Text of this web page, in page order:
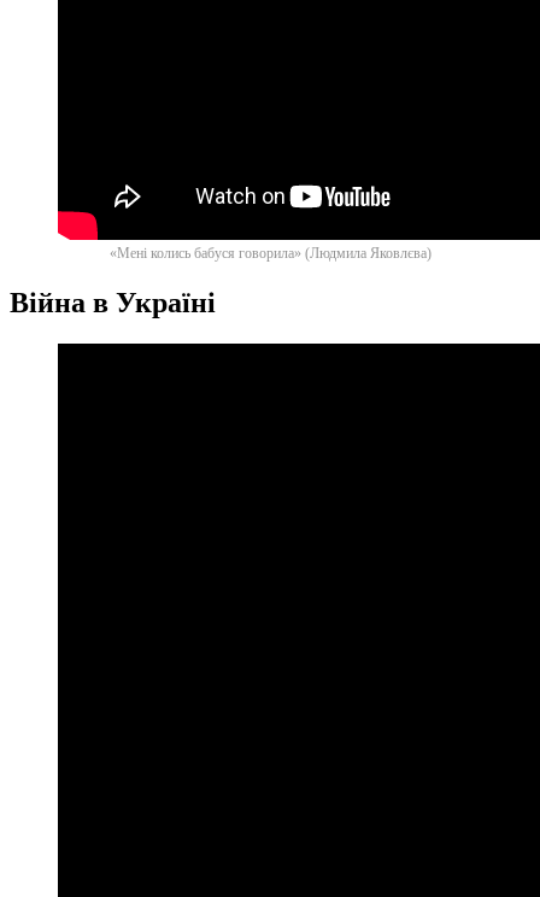
«Мені колись бабуся говорила» (Людмила Яковлєва)
Війна в Україні